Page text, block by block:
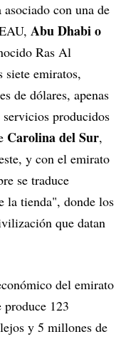
con una de
Abu Dhabi o
Ras Al
siete emiratos,
de dólares, apenas
producidos
Carolina del Sur,
y con el emirato
se traduce
la tienda", donde los
que datan
del emirato
produce 123
y 5 millones de